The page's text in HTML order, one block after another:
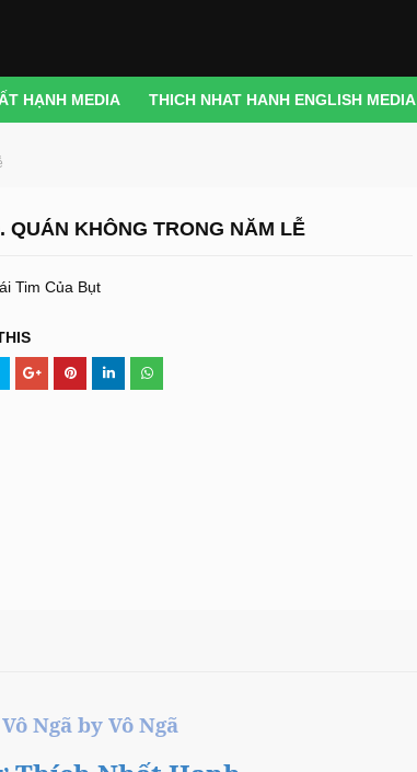
HẠNH MEDIA THICH NHAT HANH ENGLISH MEDIA
QUÁN KHÔNG TRONG NĂM LỄ
Tim Của Bụt
Ngã by Vô Ngã